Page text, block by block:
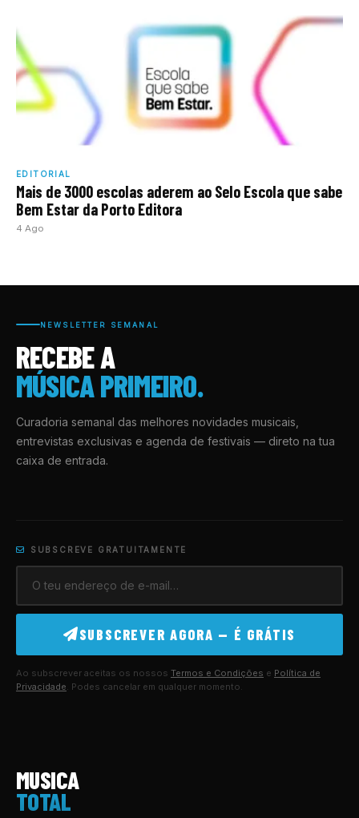
EDITORIAL
Mais de 3000 escolas aderem ao Selo Escola que sabe
Bem Estar da Porto Editora
4 Ago
NEWSLETTER SEMANAL
RECEBE A
MÚSICA PRIMEIRO.
Curadoria semanal das melhores novidades musicais,
entrevistas exclusivas e agenda de festivais — direto na tua
caixa de entrada.
SUBSCREVE GRATUITAMENTE
SUBSCREVER AGORA — É GRÁTIS
Ao subscrever aceitas os nossos Termos e Condições e Política de
Privacidade . Podes cancelar em qualquer momento.
MUSICA
TOTAL